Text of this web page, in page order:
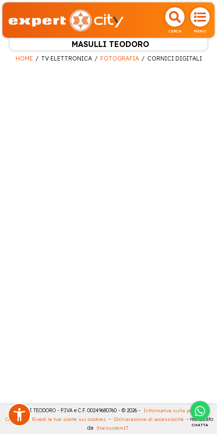
CERCA MENU
MASULLI TEODORO
CHATTA
HOME TV ELETTRONICA FOTOGRAFIA CORNICI DIGITALI
MASULLI TEODORO - P.IVA e C.F. 00249680760 - © 2026 - Informativa sulla privacy -
Cookies
- Rivedi le tue scelte sui cookies - Dichiarazione di accessibilità - realizzato
da StarsystemIT